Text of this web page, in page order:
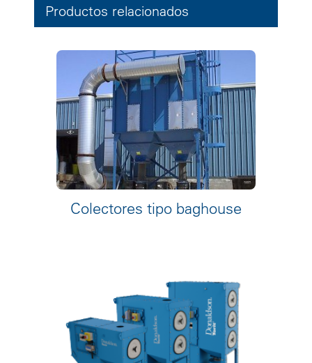
Productos relacionados
Colectores tipo baghouse